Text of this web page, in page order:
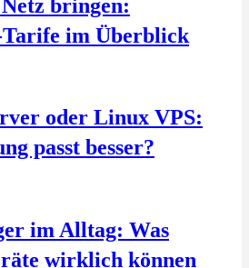
bringen:
Tarife im Überblick
oder Linux VPS:
passt besser?
im Alltag: Was
wirklich können